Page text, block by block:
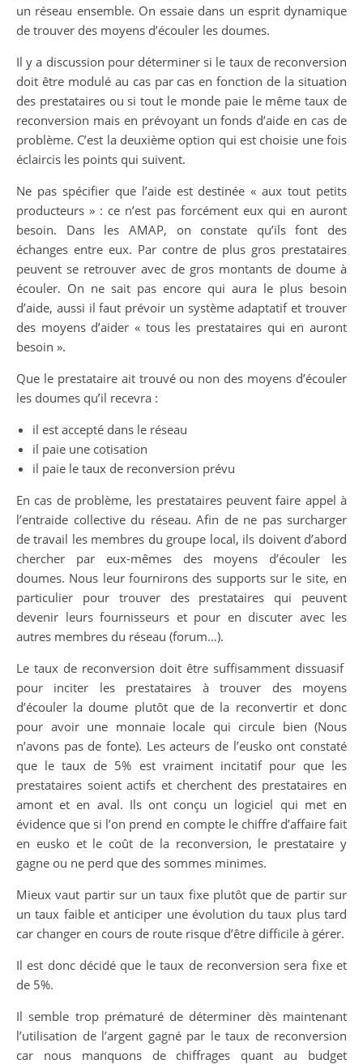
un réseau ensemble. On essaie dans un esprit dynamique
de trouver des moyens d’écouler les doumes.
Il y a discussion pour déterminer si le taux de reconversion
doit être modulé au cas par cas en fonction de la situation
des prestataires ou si tout le monde paie le même taux de
reconversion mais en prévoyant un fonds d’aide en cas de
problème. C’est la deuxième option qui est choisie une fois
éclaircis les points qui suivent.
Ne pas spécifier que l’aide est destinée « aux tout petits
producteurs » : ce n’est pas forcément eux qui en auront
besoin. Dans les AMAP, on constate qu’ils font des
échanges entre eux. Par contre de plus gros prestataires
peuvent se retrouver avec de gros montants de doume à
écouler. On ne sait pas encore qui aura le plus besoin
d’aide, aussi il faut prévoir un système adaptatif et trouver
des moyens d’aider « tous les prestataires qui en auront
besoin ».
Que le prestataire ait trouvé ou non des moyens d’écouler
les doumes qu’il recevra :
il est accepté dans le réseau
il paie une cotisation
il paie le taux de reconversion prévu
En cas de problème, les prestataires peuvent faire appel à
l’entraide collective du réseau. Afin de ne pas surcharger
de travail les membres du groupe local, ils doivent d’abord
chercher par eux-mêmes des moyens d’écouler les
doumes. Nous leur fournirons des supports sur le site, en
particulier pour trouver des prestataires qui peuvent
devenir leurs fournisseurs et pour en discuter avec les
autres membres du réseau (forum…).
Le taux de reconversion doit être suffisamment dissuasif
pour inciter les prestataires à trouver des moyens
d’écouler la doume plutôt que de la reconvertir et donc
pour avoir une monnaie locale qui circule bien (Nous
n’avons pas de fonte). Les acteurs de l’eusko ont constaté
que le taux de 5% est vraiment incitatif pour que les
prestataires soient actifs et cherchent des prestataires en
amont et en aval. Ils ont conçu un logiciel qui met en
évidence que si l’on prend en compte le chiffre d’affaire fait
en eusko et le coût de la reconversion, le prestataire y
gagne ou ne perd que des sommes minimes.
Mieux vaut partir sur un taux fixe plutôt que de partir sur
un taux faible et anticiper une évolution du taux plus tard
car changer en cours de route risque d’être difficile à gérer.
Il est donc décidé que le taux de reconversion sera fixe et
de 5%.
Il semble trop prématuré de déterminer dès maintenant
l’utilisation de l’argent gagné par le taux de reconversion
car nous manquons de chiffrages quant au budget